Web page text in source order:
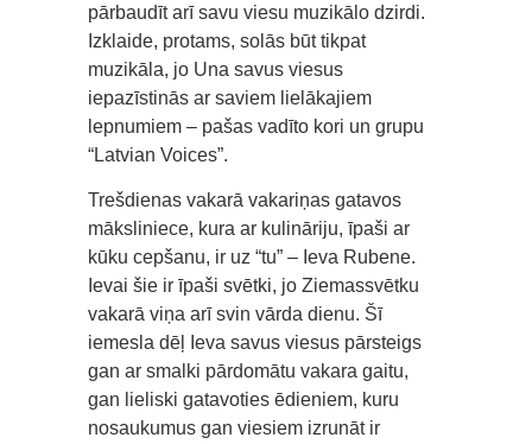
pārbaudīt arī savu viesu muzikālo dzirdi.
Izklaide, protams, solās būt tikpat
muzikāla, jo Una savus viesus
iepazīstinās ar saviem lielākajiem
lepnumiem – pašas vadīto kori un grupu
“Latvian Voices”.
Trešdienas vakarā vakariņas gatavos
māksliniece, kura ar kulināriju, īpaši ar
kūku cepšanu, ir uz “tu” – Ieva Rubene.
Ievai šie ir īpaši svētki, jo Ziemassvētku
vakarā viņa arī svin vārda dienu. Šī
iemesla dēļ Ieva savus viesus pārsteigs
gan ar smalki pārdomātu vakara gaitu,
gan lieliski gatavoties ēdieniem, kuru
nosaukumus gan viesiem izrunāt ir